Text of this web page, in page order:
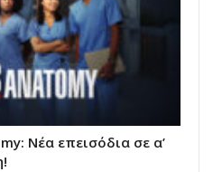
Νέα επεισόδια σε α’